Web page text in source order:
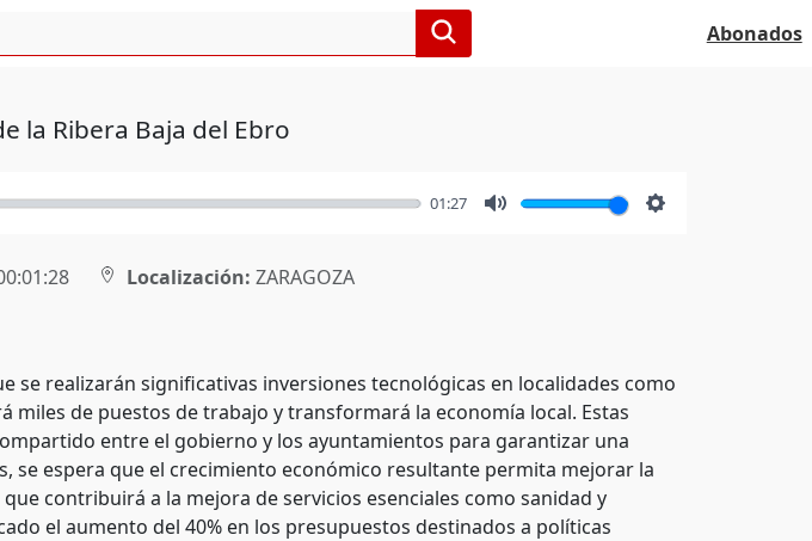
Abonados
la Ribera Baja del Ebro
01:27
Localización: ZARAGOZA
se realizarán significativas inversiones tecnológicas en localidades como
miles de puestos de trabajo y transformará la economía local. Estas
entre el gobierno y los ayuntamientos para garantizar una
se espera que el crecimiento económico resultante permita mejorar la
contribuirá a la mejora de servicios esenciales como sanidad y
el aumento del 40% en los presupuestos destinados a políticas